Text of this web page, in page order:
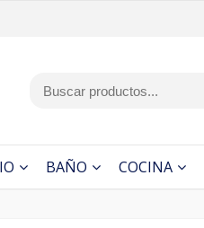
BAÑO COCINA